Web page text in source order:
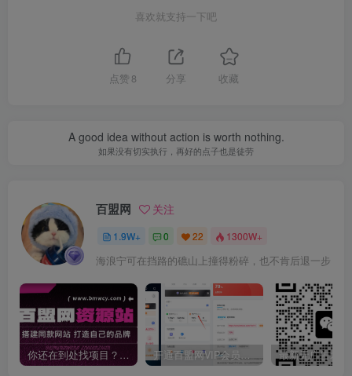
喜欢就支持一下吧
点赞 8 分享 收藏
A good idea without action is worth nothing.
如果没有切实执行，再好的点子也是徒劳
百盟网 关注
1.9W+ 0 22 1300W+
海浪宁可在挡路的礁山上撞得粉碎，也不肯后退一步
你还在到处找项目？还在当韭菜？我靠卖项目一个月收入5万+，曾经我也是个失败者。 开通百盟网VIP会员，尊享全站资源免费下载，享70%的推广提成！！【限时五折优惠】